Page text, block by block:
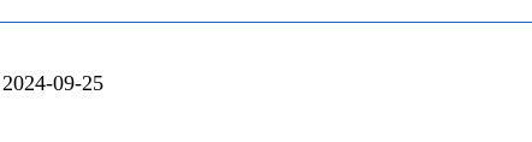
2024-09-25